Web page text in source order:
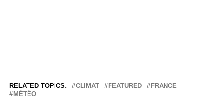
RELATED TOPICS: CLIMAT FEATURED
FRANCE
MÉTÉO